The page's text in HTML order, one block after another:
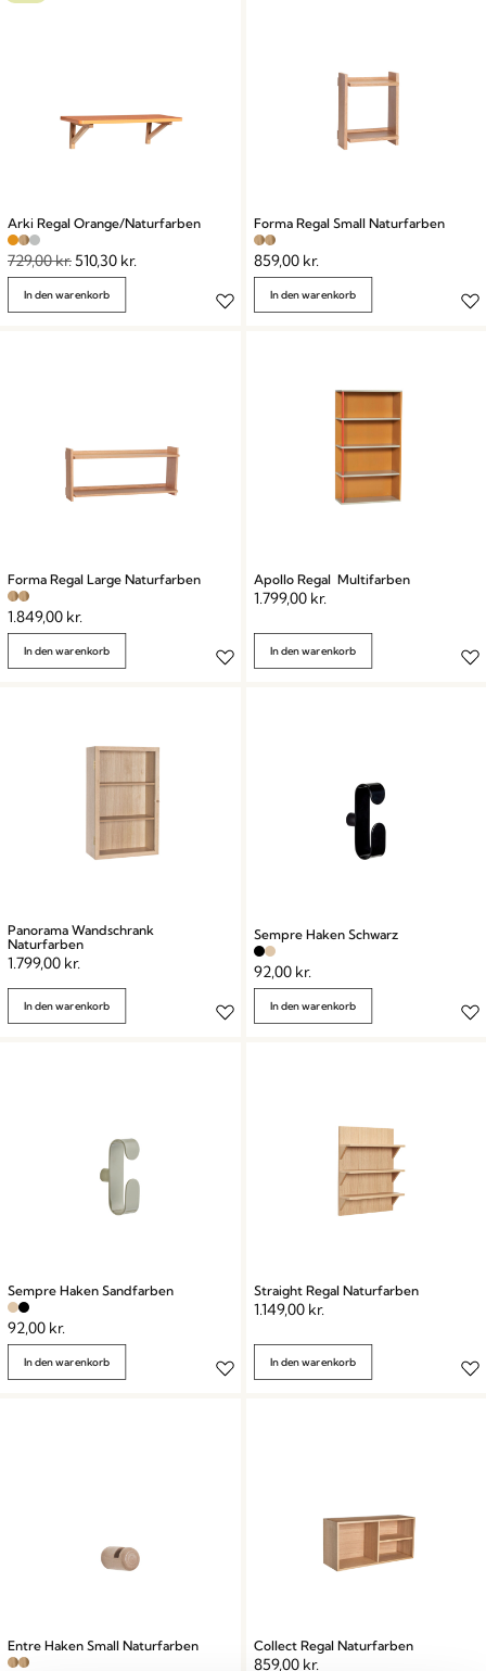
Arki Regal Orange/Naturfarben
729,00kr.510,30 kr.
In den warenkorb
Forma Regal Small Naturfarben
859,00 kr.
In den warenkorb
Forma Regal Large Naturfarben
1.849,00 kr.
In den warenkorb
Apollo Regal Multifarben
1.799,00 kr.
In den warenkorb
Panorama Wandschrank
Naturfarben
1.799,00 kr.
In den warenkorb
Sempre Haken Schwarz
92,00 kr.
In den warenkorb
Sempre Haken Sandfarben
92,00 kr.
In den warenkorb
Straight Regal Naturfarben
1.149,00 kr.
In den warenkorb
Entre Haken Small Naturfarben Collect Regal Naturfarben
859,00 kr.